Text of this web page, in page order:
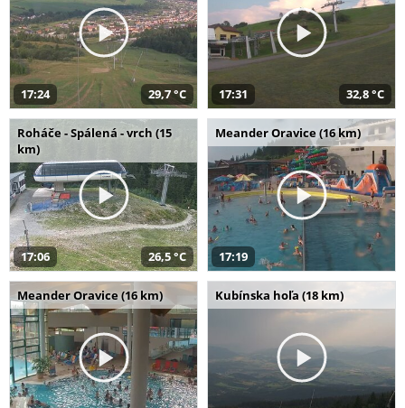
17:24 29,7 °C 17:31 32,8 °C
Roháče - Spálená - vrch (15
km)
17:06 26,5 °C
Meander Oravice (16 km)
17:19
Meander Oravice (16 km) Kubínska hoľa (18 km)